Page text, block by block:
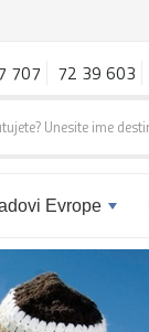
Evrope
707 72 39 603